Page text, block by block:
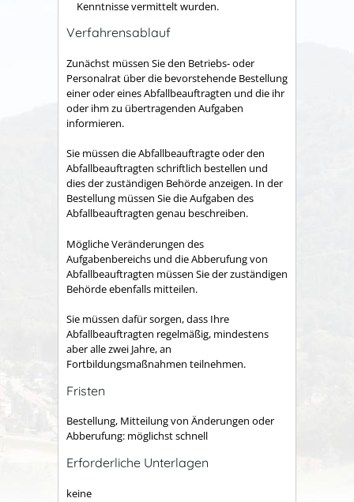
Kenntnisse vermittelt wurden.
Verfahrensablauf
Zunächst müssen Sie den Betriebs- oder
Personalrat über die bevorstehende Bestellung
einer oder eines Abfallbeauftragten und die ihr
oder ihm zu übertragenden Aufgaben
informieren.
Sie müssen die Abfallbeauftragte oder den
Abfallbeauftragten schriftlich bestellen und
dies der zuständigen Behörde anzeigen. In der
Bestellung müssen Sie die Aufgaben des
Abfallbeauftragten genau beschreiben.
Mögliche Veränderungen des
Aufgabenbereichs und die Abberufung von
Abfallbeauftragten müssen Sie der zuständigen
Behörde ebenfalls mitteilen.
Sie müssen dafür sorgen, dass Ihre
Abfallbeauftragten regelmäßig, mindestens
aber alle zwei Jahre, an
Fortbildungsmaßnahmen teilnehmen.
Fristen
Bestellung, Mitteilung von Änderungen oder
Abberufung: möglichst schnell
Erforderliche Unterlagen
keine